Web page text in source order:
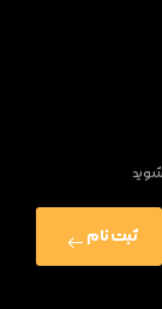
ثبت نام